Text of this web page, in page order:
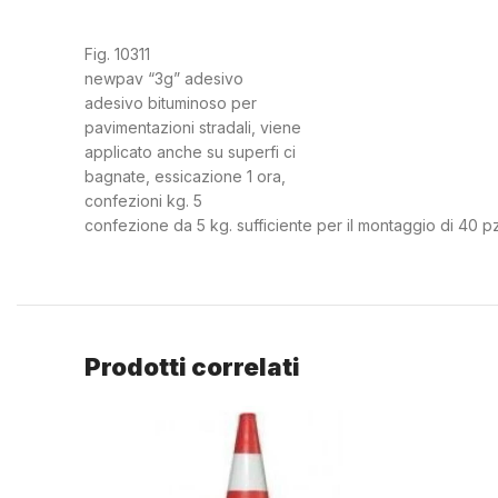
Fig. 10311
newpav “3g” adesivo
adesivo bituminoso per
pavimentazioni stradali, viene
applicato anche su superfi ci
bagnate, essicazione 1 ora,
confezioni kg. 5
confezione da 5 kg. sufficiente per il montaggio di 40
Prodotti correlati